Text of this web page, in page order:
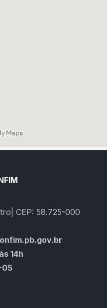
CEP: 58.725-000
14h
05